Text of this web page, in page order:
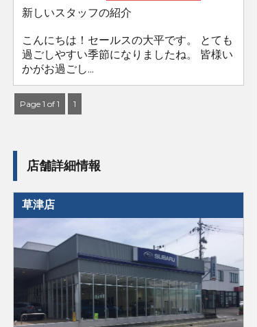
新しいスタッフの紹介
こんにちは！セールスの大平です。 とても
過ごしやすい季節になりましたね。 皆様い
かがお過ごし...
Page 1 of 1 1
店舗詳細情報
草津店